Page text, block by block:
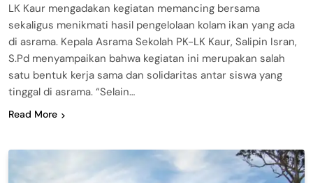
LK Kaur mengadakan kegiatan memancing bersama
sekaligus menikmati hasil pengelolaan kolam ikan yang ada
di asrama. Kepala Asrama Sekolah PK-LK Kaur, Salipin Isran,
S.Pd menyampaikan bahwa kegiatan ini merupakan salah
satu bentuk kerja sama dan solidaritas antar siswa yang
tinggal di asrama. “Selain…
Read More